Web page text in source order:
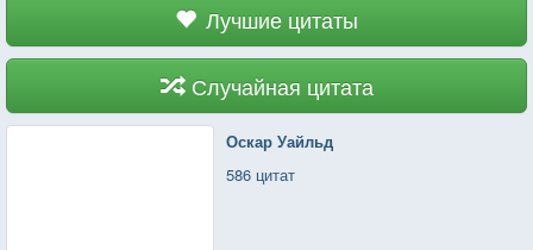
Лучшие цитаты
Случайная цитата
Оскар Уайльд
586 цитат